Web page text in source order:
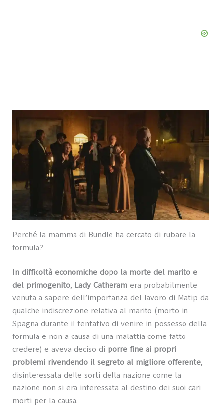
Perché la mamma di Bundle ha cercato di rubare la
formula?
In difficoltà economiche dopo la morte del marito e
del primogenito, Lady Catheramera probabilmente
venuta a sapere dell’importanza del lavoro di Matip da
qualche indiscrezione relativa al marito (morto in
Spagna durante il tentativo di venire in possesso della
formula e non a causa di una malattia come fatto
credere) e aveva deciso di porre fine ai propri
problemi rivendendo il segreto al migliore offerente,
disinteressata delle sorti della nazione come la
nazione non si era interessata al destino dei suoi cari
morti per la causa.